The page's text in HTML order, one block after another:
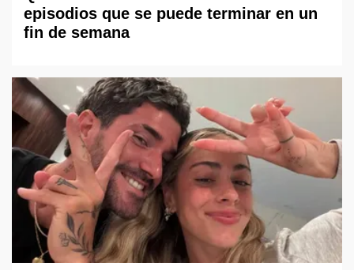
episodios que se puede terminar en un
fin de semana